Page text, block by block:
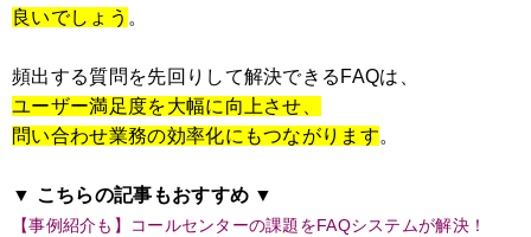
良いでしょう 。
頻出する質問を先回りして解決できるFAQは、
ユーザー満足度を大幅に向上させ、
問い合わせ業務の効率化にもつながります。
▼ こちらの記事もおすすめ ▼
【事例紹介も】コールセンターの課題をFAQシステムが解決！